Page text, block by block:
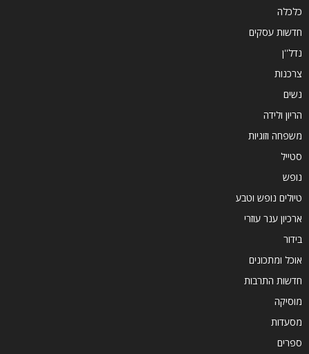
כלכלה
חדשות עסקים
נדל''ן
צרכנות
נשים
הריון ולידה
משפחה וזוגיות
סטייל
נופש
טיולים נופש וטבע
ארכיון ענר עוזרי
בידור
אוכל ומתכונים
חדשות התרבות
מוסיקה
מסעדות
ספרים